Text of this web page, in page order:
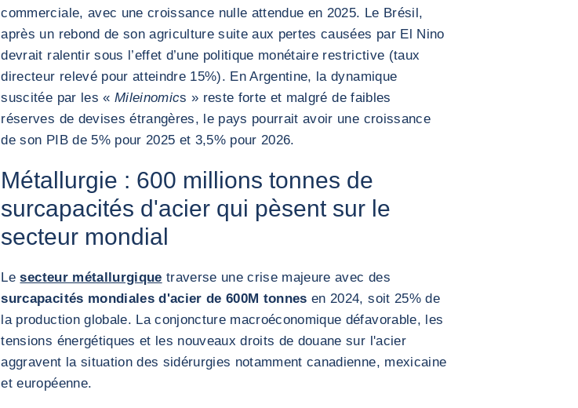
commerciale, avec une croissance nulle attendue en 2025. Le Brésil,
après un rebond de son agriculture suite aux pertes causées par El Nino
devrait ralentir sous l’effet d’une politique monétaire restrictive (taux
directeur relevé pour atteindre 15%). En Argentine, la dynamique
suscitée par les « Mileinomics » reste forte et malgré de faibles
réserves de devises étrangères, le pays pourrait avoir une croissance
de son PIB de 5% pour 2025 et 3,5% pour 2026.
Métallurgie : 600 millions tonnes de
surcapacités d'acier qui pèsent sur le
secteur mondial
Lesecteur métallurgique traverse une crise majeure avec des
surcapacités mondiales d'acier de 600M tonnes en 2024, soit 25% de
la production globale. La conjoncture macroéconomique défavorable, les
tensions énergétiques et les nouveaux droits de douane sur l'acier
aggravent la situation des sidérurgies notamment canadienne, mexicaine
et européenne.